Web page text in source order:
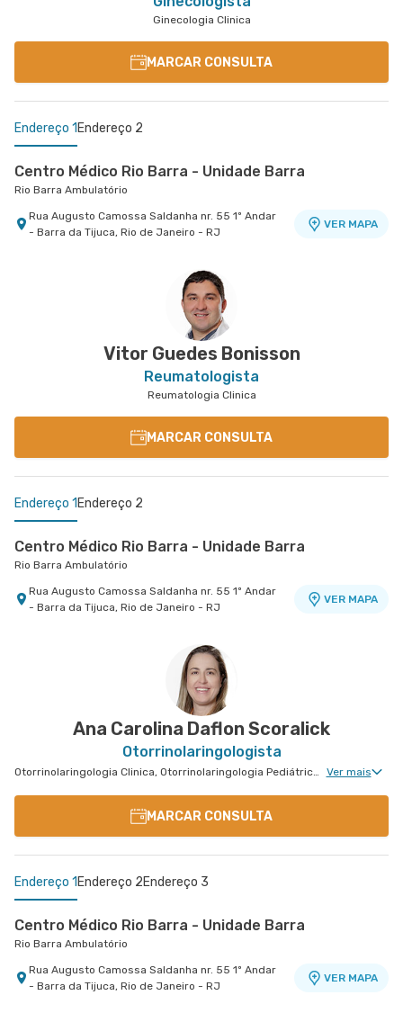
Ginecologia Clinica
MARCAR CONSULTA
Endereço 1 Endereço 2
Centro Médico Rio Barra - Unidade Barra
Rio Barra Ambulatório
Rua Augusto Camossa Saldanha nr. 55 1º Andar
- Barra da Tijuca, Rio de Janeiro - RJ
VER MAPA
Rua da Gloria nr. 122 5° Andar - Gloria, Rio de
Vitor Guedes Bonisson
Reumatologista
Reumatologia Clinica
MARCAR CONSULTA
Endereço 1 Endereço 2
Centro Médico Rio Barra - Unidade Barra
Rio Barra Ambulatório
Rua Augusto Camossa Saldanha nr. 55 1º Andar
- Barra da Tijuca, Rio de Janeiro - RJ
VER MAPA
Avenida Perimetral Marechal Floriano nr. 95 1º
Andar - Jardim Vinte e Cinco de Agosto, Duque
de Caxias - RJAna Carolina Daflon Scoralick
Otorrinolaringologista
Otorrinolaringologia Clinica, Otorrinolaringologia Pediátrica, Medicina do Sono Clinica Ver mais
MARCAR CONSULTA
Endereço 1 Endereço 2Endereço 3
Centro Médico Rio Barra - Unidade Barra
Rio Barra Ambulatório
Rua Augusto Camossa Saldanha nr. 55 1º Andar
- Barra da Tijuca, Rio de Janeiro - RJ
VER MAPA